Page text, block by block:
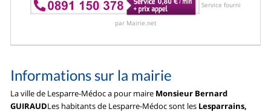
Service fourni
par Mairie.net
Informations sur la mairie
La ville de Lesparre-Médoc a pour maire Monsieur Bernard
GUIRAUDLes habitants de Lesparre-Médoc sont les Lesparrains,